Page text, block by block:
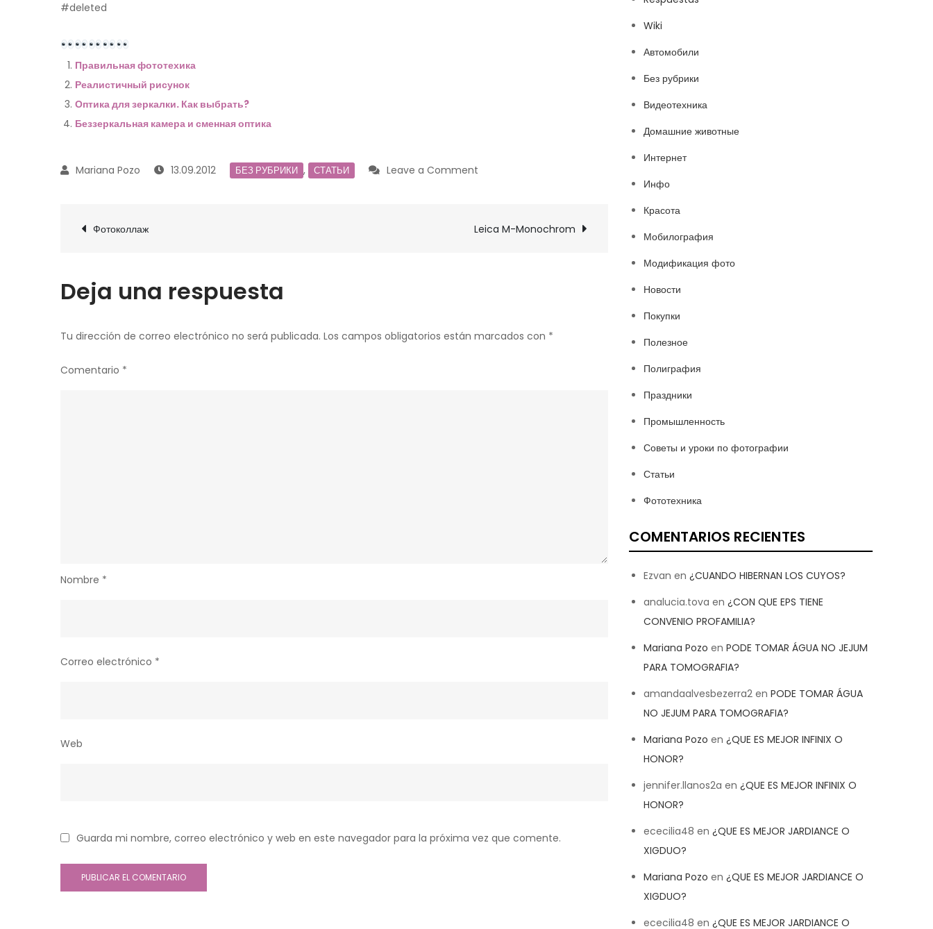
#deleted
Правильная фототехика
Реалистичный рисунок
Оптика для зеркалки. Как выбрать?
Беззеркальная камера и сменная оптика
13.09.2012 БЕЗ РУБРИКИ , СТАТЬИ Leave a Comment
Navegación
Фотоколлаж Leica M-Monochrom
Deja una respuesta
Tu dirección de correo electrónico no será publicada. Los campos obligatorios están marcados con *
Comentario *
Nombre *
Correo electrónico *
Web
Guarda mi nombre, correo electrónico y web en este navegador para la próxima vez que comente.
Wiki
Автомобили
Без рубрики
Видеотехника
Домашние животные
Интернет
Инфо
Красота
Мобилография
Модификация фото
Новости
Покупки
Полезное
Полиграфия
Праздники
Промышленность
Советы и уроки по фотографии
Статьи
Фототехника
COMENTARIOS RECIENTES
Ezvan en ¿CUANDO HIBERNAN LOS CUYOS?
analucia.tova en ¿CON QUE EPS TIENE
CONVENIO PROFAMILIA?
Mariana Pozo en PODE TOMAR ÁGUA NO JEJUM
PARA TOMOGRAFIA?
amandaalvesbezerra2 en PODE TOMAR ÁGUA
NO JEJUM PARA TOMOGRAFIA?
Mariana Pozo en ¿QUE ES MEJOR INFINIX O
HONOR?
jennifer.llanos2a en ¿QUE ES MEJOR INFINIX O
HONOR?
ececilia48 en ¿QUE ES MEJOR JARDIANCE O
XIGDUO?
Mariana Pozo en ¿QUE ES MEJOR JARDIANCE O
XIGDUO?
ececilia48 en ¿QUE ES MEJOR JARDIANCE O